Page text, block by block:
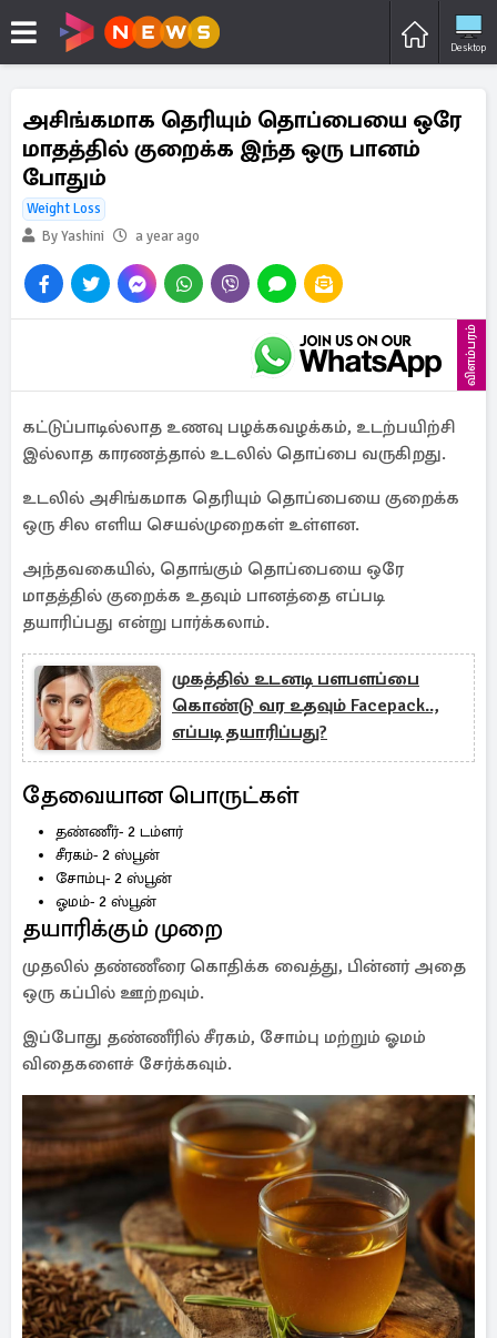
Desktop
அசிங்கமாக தெரியும் தொப்பையை ஒரே
மாதத்தில் குறைக்க இந்த ஒரு பானம்
போதும்
Weight Loss
By Yashini
a year ago
விளம்பரம்
கட்டுப்பாடில்லாத உணவு பழக்கவழக்கம், உடற்பயிற்சி
இல்லாத காரணத்தால் உடலில் தொப்பை வருகிறது.
உடலில் அசிங்கமாக தெரியும் தொப்பையை குறைக்க
ஒரு சில எளிய செயல்முறைகள் உள்ளன.
அந்தவகையில், தொங்கும் தொப்பையை ஒரே
மாதத்தில் குறைக்க உதவும் பானத்தை எப்படி
தயாரிப்பது என்று பார்க்கலாம்.
முகத்தில் உடனடி பளபளப்பை
கொண்டு வர உதவும் Facepack..,
எப்படி தயாரிப்பது?
தேவையான பொருட்கள்
தண்ணீர்- 2 டம்ளர்
சீரகம்- 2 ஸ்பூன்
சோம்பு- 2 ஸ்பூன்
ஓமம்- 2 ஸ்பூன்
தயாரிக்கும் முறை
முதலில் தண்ணீரை கொதிக்க வைத்து, பின்னர் அதை
ஒரு கப்பில் ஊற்றவும்.
இப்போது தண்ணீரில் சீரகம், சோம்பு மற்றும் ஓமம்
விதைகளைச் சேர்க்கவும்.